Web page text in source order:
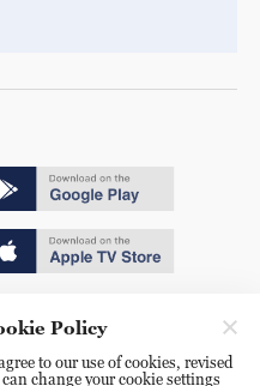
Policy
to our use of cookies, revised
change your cookie settings